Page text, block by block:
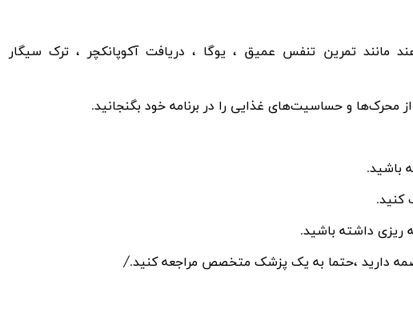
تمرین تنفس عمیق ، یوگا ، دریافت آکوپانکچر ، ترک سیگار
و حساسیت‌های غذایی را در برنامه خود بگنجانید.
باشید.
کنید.
ریزی داشته باشید.
دارید ،حتما به یک پزشک متخصص مراجعه کنید./